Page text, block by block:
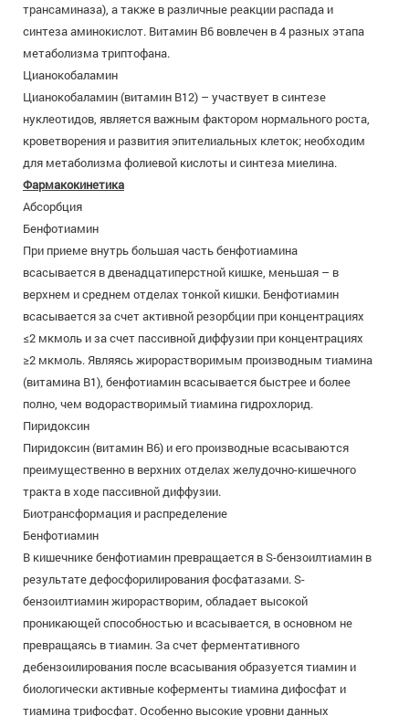
трансаминаза), а также в различные реакции распада и
синтеза аминокислот. Витамин В6 вовлечен в 4 разных этапа
метаболизма триптофана.
Цианокобаламин
Цианокобаламин (витамин В12) – участвует в синтезе
нуклеотидов, является важным фактором нормального роста,
кроветворения и развития эпителиальных клеток; необходим
для метаболизма фолиевой кислоты и синтеза миелина.
Фармакокинетика
Абсорбция
Бенфотиамин
При приеме внутрь большая часть бенфотиамина
всасывается в двенадцатиперстной кишке, меньшая – в
верхнем и среднем отделах тонкой кишки. Бенфотиамин
всасывается за счет активной резорбции при концентрациях
≤2 мкмоль и за счет пассивной диффузии при концентрациях
≥2 мкмоль. Являясь жирорастворимым производным тиамина
(витамина В1), бенфотиамин всасывается быстрее и более
полно, чем водорастворимый тиамина гидрохлорид.
Пиридоксин
Пиридоксин (витамин В6) и его производные всасываются
преимущественно в верхних отделах желудочно-кишечного
тракта в ходе пассивной диффузии.
Биотрансформация и распределение
Бенфотиамин
В кишечнике бенфотиамин превращается в Ѕ-бензоилтиамин в
результате дефосфорилирования фосфатазами. Ѕ-
бензоилтиамин жирорастворим, обладает высокой
проникающей способностью и всасывается, в основном не
превращаясь в тиамин. За счет ферментативного
дебензоилирования после всасывания образуется тиамин и
биологически активные коферменты тиамина дифосфат и
тиамина трифосфат. Особенно высокие уровни данных